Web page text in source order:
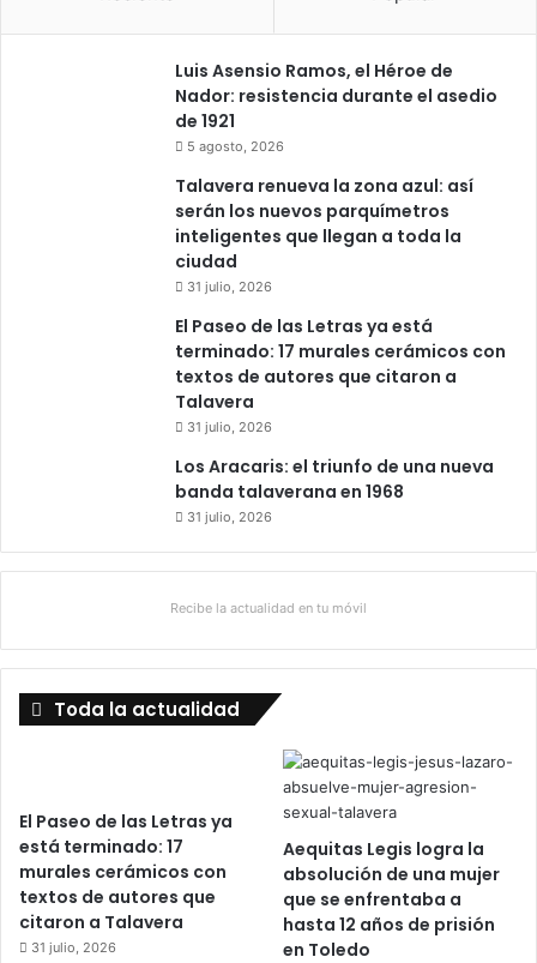
Luis Asensio Ramos, el Héroe de
Nador: resistencia durante el asedio
de 1921
5 agosto, 2026
Talavera renueva la zona azul: así
serán los nuevos parquímetros
inteligentes que llegan a toda la
ciudad
31 julio, 2026
El Paseo de las Letras ya está
terminado: 17 murales cerámicos con
textos de autores que citaron a
Talavera
31 julio, 2026
Los Aracaris: el triunfo de una nueva
banda talaverana en 1968
31 julio, 2026
Recibe la actualidad en tu móvil
Toda la actualidad
El Paseo de las Letras ya
está terminado: 17
murales cerámicos con
textos de autores que
citaron a Talavera
31 julio, 2026
Aequitas Legis logra la
absolución de una mujer
que se enfrentaba a
hasta 12 años de prisión
en Toledo